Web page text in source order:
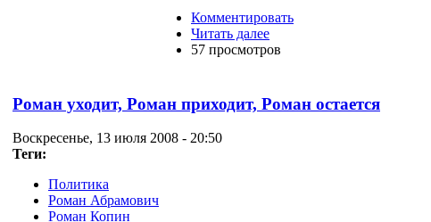
Комментировать
Читать далее
57 просмотров
Роман уходит, Роман приходит, Роман остается
Воскресенье, 13 июля 2008 - 20:50
Теги:
Политика
Роман Абрамович
Роман Копин